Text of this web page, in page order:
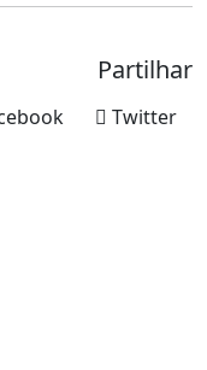
Partilhar
Twitter